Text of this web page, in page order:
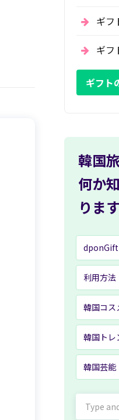
ギフ
ギフ
ギフト
韓国
何か
りま
dponGift
利用方法
韓国コス
韓国トレ
韓国芸能